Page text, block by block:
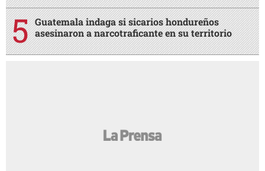
Guatemala indaga si sicarios hondureños
asesinaron a narcotraficante en su territorio